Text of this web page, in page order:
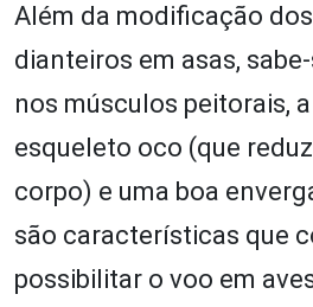
Além da modificação
dianteiros em asas,
nos músculos peitorais,
esqueleto oco (que
corpo) e uma boa
são características que
possibilitar o voo em